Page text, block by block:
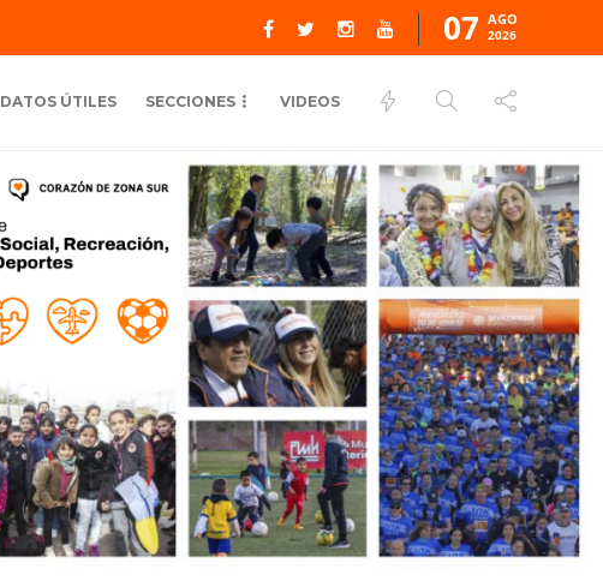
07 AGO
2026
DATOS ÚTILES SECCIONES VIDEOS